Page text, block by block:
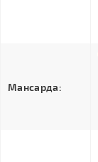
Мансарда: